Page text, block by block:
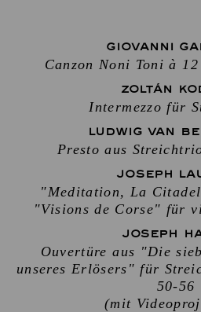
GIOVANNI
Canzon Noni Toni à
ZOLTÁN
Intermezzo für
LUDWIG VAN
Presto aus
JOSEPH
"Meditation, La
"Visions de Corse" für
JOSEPH
Ouvertüre aus "Die
unseres Erlösers" für
50-56
(mit